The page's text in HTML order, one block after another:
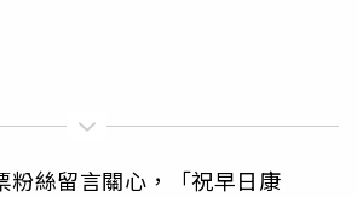
粉絲留言關心，「祝早日康